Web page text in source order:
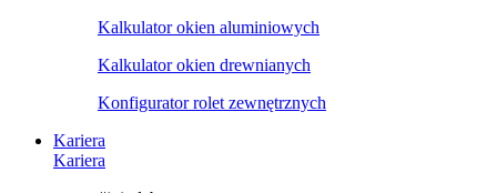
Kalkulator okien aluminiowych
Kalkulator okien drewnianych
Konfigurator rolet zewnętrznych
Kariera
Kariera